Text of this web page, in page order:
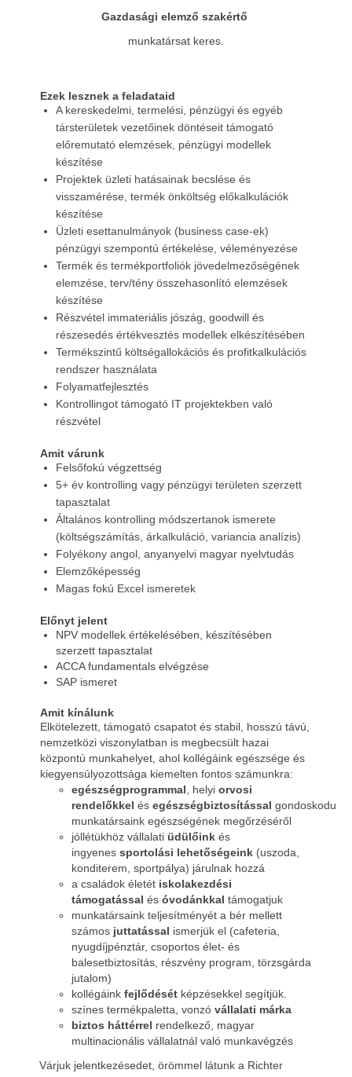
Gazdasági elemző szakértő
munkatársat keres.
Ezek lesznek a feladataid
A kereskedelmi, termelési, pénzügyi és egyéb
társterületek vezetőinek döntéseit támogató
előremutató elemzések, pénzügyi modellek
készítése
Projektek üzleti hatásainak becslése és
visszamérése, termék önköltség előkalkulációk
készítése
Üzleti esettanulmányok (business case-ek)
pénzügyi szempontú értékelése, véleményezése
Termék és termékportfoliók jövedelmezőségének
elemzése, terv/tény összehasonlító elemzések
készítése
Részvétel immateriális jószág, goodwill és
részesedés értékvesztés modellek elkészítésében
Termékszintű költségallokációs és profitkalkulációs
rendszer használata
Folyamatfejlesztés
Kontrollingot támogató IT projektekben való
részvétel
Amit várunk
Felsőfokú végzettség
5+ év kontrolling vagy pénzügyi területen szerzett
tapasztalat
Általános kontrolling módszertanok ismerete
(költségszámítás, árkalkuláció, variancia analízis)
Folyékony angol, anyanyelvi magyar nyelvtudás
Elemzőképesség
Magas fokú Excel ismeretek
Előnyt jelent
NPV modellek értékelésében, készítésében
szerzett tapasztalat
ACCA fundamentals elvégzése
SAP ismeret
Amit kínálunk
Elkötelezett, támogató csapatot és stabil, hosszú távú,
nemzetközi viszonylatban is megbecsült hazai
központú munkahelyet, ahol kollégáink egészsége és
kiegyensúlyozottsága kiemelten fontos számunkra:
egészségprogrammal , helyi orvosi
rendelőkkel és egészségbiztosítással gondoskodunk
munkatársaink egészségének megőrzéséről
jóllétükhöz vállalati üdülőink és
ingyenes sportolási lehetőségeink (uszoda,
konditerem, sportpálya) járulnak hozzá
a családok életét iskolakezdési
támogatással és óvodánkkal támogatjuk
munkatársaink teljesítményét a bér mellett
számos juttatással ismerjük el (cafeteria,
nyugdíjpénztár, csoportos élet- és
balesetbiztosítás, részvény program, törzsgárda
jutalom)
kollégáink fejlődését képzésekkel segítjük.
színes termékpaletta, vonzó vállalati márka
biztos háttérrel rendelkező, magyar
multinacionális vállalatnál való munkavégzés
Várjuk jelentkezésedet, örömmel látunk a Richter